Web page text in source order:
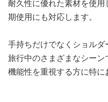
耐久性に優れた素材を使
期使用にも対応します。
手持ちだけでなくショルダ
旅行中のさまざまなシーン
機能性を重視する方に特に